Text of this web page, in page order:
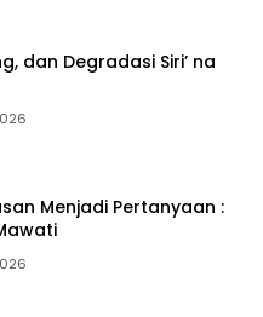
dan Degradasi Siri’ na
Menjadi Pertanyaan :